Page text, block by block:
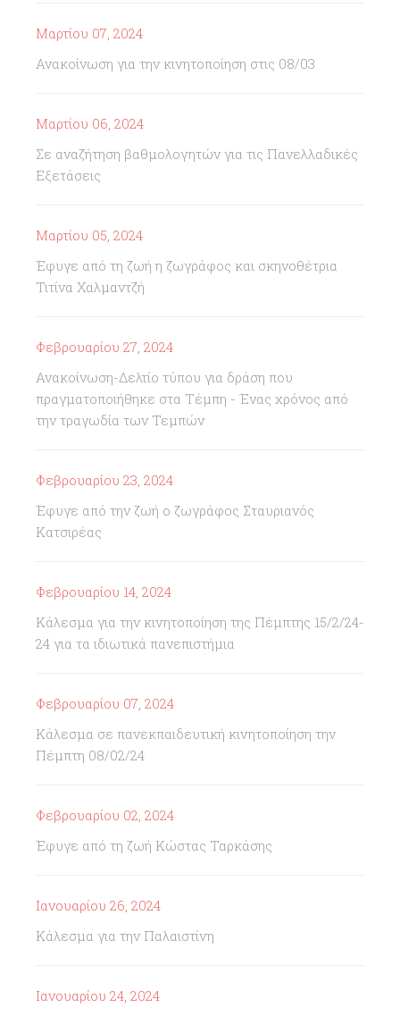
Μαρτίου 07, 2024
Ανακοίνωση για την κινητοποίηση στις 08/03
Μαρτίου 06, 2024
Σε αναζήτηση βαθμολογητών για τις Πανελλαδικές
Εξετάσεις
Μαρτίου 05, 2024
Έφυγε από τη ζωή η ζωγράφος και σκηνοθέτρια
Τιτίνα Χαλμαντζή
Φεβρουαρίου 27, 2024
Ανακοίνωση-Δελτίο τύπου για δράση που
πραγματοποιήθηκε στα Τέμπη - Ένας χρόνος από
την τραγωδία των Τεμπών
Φεβρουαρίου 23, 2024
Έφυγε από την ζωή ο ζωγράφος Σταυριανός
Κατσιρέας
Φεβρουαρίου 14, 2024
Κάλεσμα για την κινητοποίηση της Πέμπτης 15/2/24-
24 για τα ιδιωτικά πανεπιστήμια
Φεβρουαρίου 07, 2024
Κάλεσμα σε πανεκπαιδευτική κινητοποίηση την
Πέμπτη 08/02/24
Φεβρουαρίου 02, 2024
Έφυγε από τη ζωή Κώστας Ταρκάσης
Ιανουαρίου 26, 2024
Κάλεσμα για την Παλαιστίνη
Ιανουαρίου 24, 2024